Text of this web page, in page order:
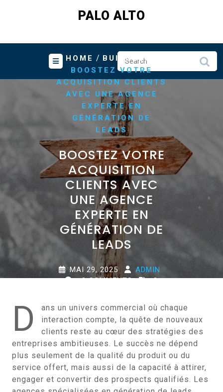
PALO ALTO
HOME / BUISNESS
BOOSTEZ VOTRE
ACQUISITION CLIENTS
AVEC UNE AGENCE
EXPERTE EN
GÉNÉRATION DE
LEADS
BOOSTEZ VOTRE
ACQUISITION
CLIENTS AVEC
UNE AGENCE
EXPERTE EN
GÉNÉRATION DE
LEADS
MAI 29, 2025
ADMIN
0 COMMENTS
0
D
ans un univers commercial où chaque
interaction compte, la quête de nouveaux
clients reste au cœur des stratégies des
entreprises ambitieuses. Le succès ne dépend
plus seulement de la qualité du produit ou du
service offert, mais aussi de la capacité à attirer,
engager et convertir des prospects qualifiés. Les